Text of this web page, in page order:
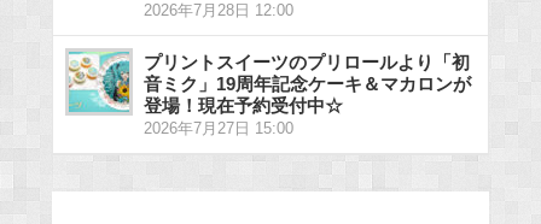
2026年7月28日 12:00
プリントスイーツのプリロールより「初
音ミク」19周年記念ケーキ＆マカロンが
登場！現在予約受付中☆
2026年7月27日 15:00